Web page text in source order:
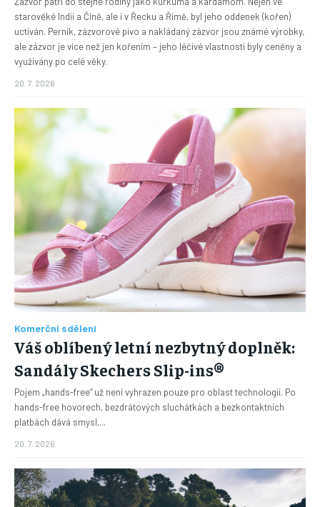
starověké Indii a Číně, ale i v Řecku a Římě, byl jeho oddenek (kořen)
uctíván. Perník, zázvorové pivo a nakládaný zázvor jsou známé výrobky,
ale zázvor je více než jen kořením – jeho léčivé vlastnosti byly ceněny a
využívány po celé věky.
20. 7. 2026
Komerční sdělení
Váš oblíbený letní nezbytný doplněk:
Sandály Skechers Slip-ins®
Pojem „hands-free“ už není vyhrazen pouze pro oblast technologií. Po
hands-free hovorech, bezdrátových sluchátkách a bezkontaktních
platbách dává smysl,...
20. 7. 2026